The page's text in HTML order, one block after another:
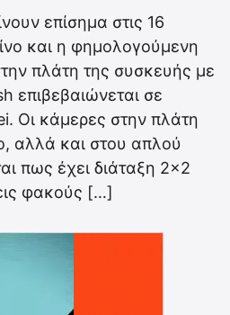
επίσημα στις 16
και η φημολογούμενη
πλάτη της συσκευής με
επιβεβαιώνεται σε
Οι κάμερες στην πλάτη
αλλά και στου απλού
πως έχει διάταξη 2×2
φακούς […]